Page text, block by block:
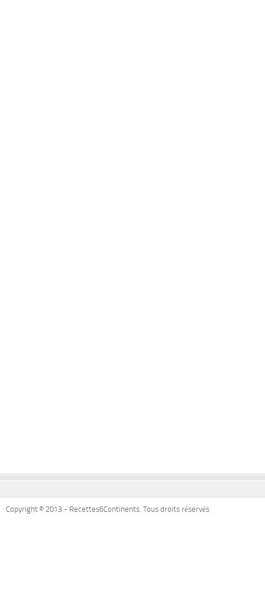
Copyright © 2013 - Recettes6Continents. Tous droits réservés